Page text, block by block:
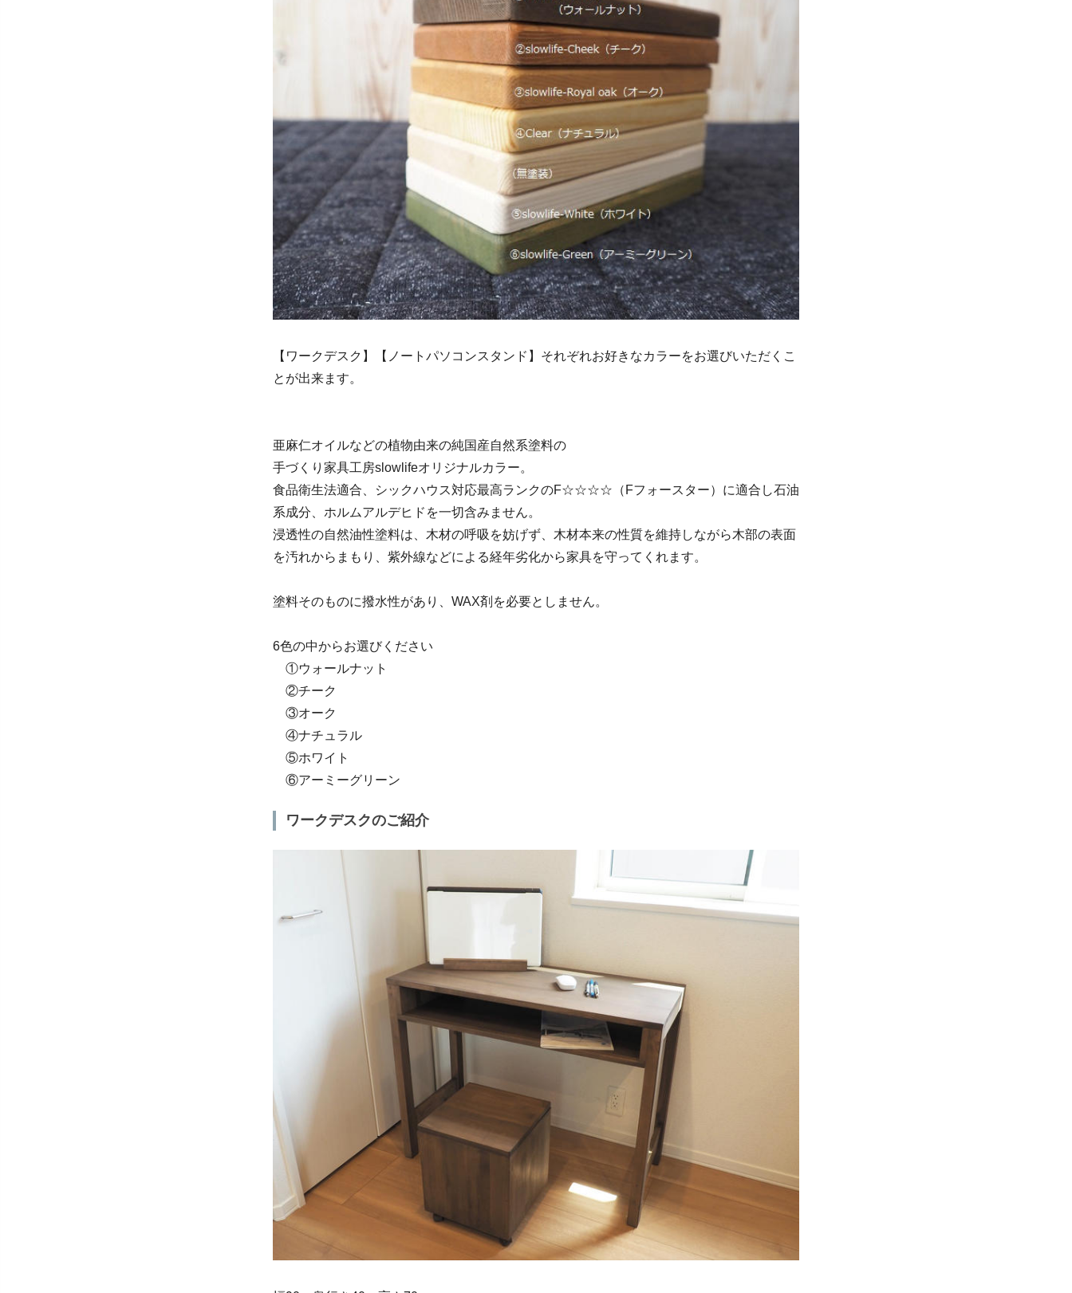
【ワークデスク】【ノートパソコンスタンド】それぞれお好きなカラーをお選びいただくこ
とが出来ます。
亜麻仁オイルなどの植物由来の純国産自然系塗料の
手づくり家具工房slowlifeオリジナルカラー。
食品衛生法適合、シックハウス対応最高ランクのF☆☆☆☆（Fフォースター）に適合し石油
系成分、ホルムアルデヒドを一切含みません。
浸透性の自然油性塗料は、木材の呼吸を妨げず、木材本来の性質を維持しながら木部の表面
を汚れからまもり、紫外線などによる経年劣化から家具を守ってくれます。
塗料そのものに撥水性があり、WAX剤を必要としません。
6色の中からお選びください
①ウォールナット
②チーク
③オーク
④ナチュラル
⑤ホワイト
⑥アーミーグリーン
ワークデスクのご紹介